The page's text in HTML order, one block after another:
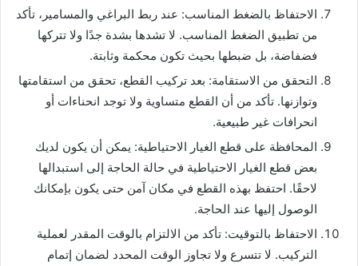
الاحتفاظ بالضغط المناسب: عند ربط البراغي والمسامير، تأكد
من تطبيق الضغط المناسب. لا تشدها بشدة جدًا ولا تتركها
فضفاضة، بل ضبطها بحيث تكون محكمة وثابتة.
التحقق من الاستقامة: بعد تركيب القطع، تحقق من استقامتها
وتوازنها. تأكد من أن القطع متساوية ولا توجد انحناءات أو
انحرافات غير طبيعية.
المحافظة على قطع الغيار الاحتياطية: يمكن أن يكون لديك
بعض قطع الغيار الاحتياطية في حالة الحاجة إلى استبدالها
لاحقًا. احتفظ بهذه القطع في مكان آمن حتى يكون بإمكانك
الوصول إليها عند الحاجة.
الاحتفاظ بالتوقيت: تأكد من الالتزام بالوقت المقدر لعملية
التركيب. لا تتسرع ولا تجاوز الوقت المحدد لضمان إتمام